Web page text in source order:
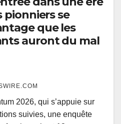
pionniers se
que les
auront du mal
2026, qui s’appuie sur
suivies, une enquête